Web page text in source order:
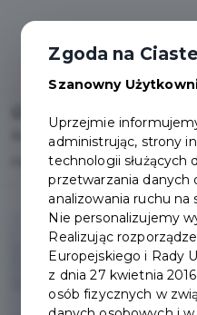
Rozstrzygnięcie otwartego
na rzecz dzieci i młodzieży
Zgoda na
Szanowny
Uprzejmie
administrując, strony
technologii służących
przetwarzania danych
analizowania ruchu
Nie personalizujemy
Realizując
Europejskiego i Rady
z dnia 27 kwietnia
osób fizycznych w